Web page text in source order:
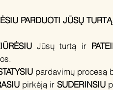
PARDUOTI JŪSŲ
Jūsų turtą ir
pardavimų procesą
pirkėją irSUDERINSIU